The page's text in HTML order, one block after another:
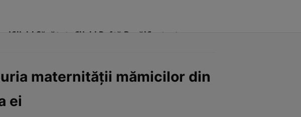
Click! Sănătate Click! Poftă Bună!Contact
maternităţii mămicilor din
ei